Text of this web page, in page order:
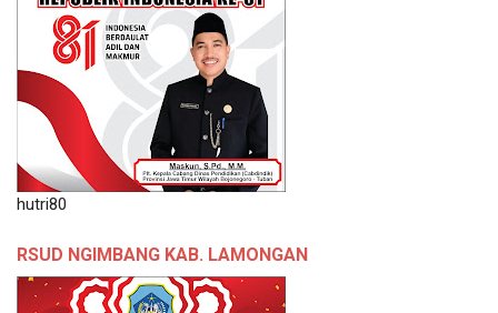
hutri80
RSUD NGIMBANG KAB. LAMONGAN